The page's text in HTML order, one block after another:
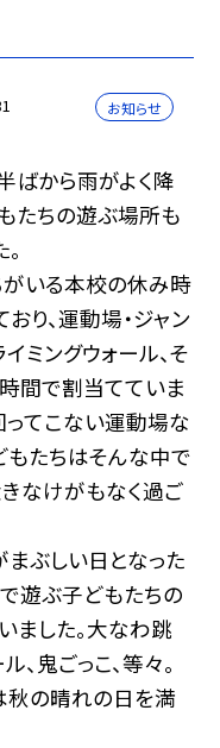
お知らせ
ばから雨がよく降
たちの遊ぶ場所も
がいる本校の休み時
り、運動場・ジャン
ミングウォール、そ
間で割当てていま
ってこない運動場な
もたちはそんな中で
なけがもなく過ご
ぶしい日となった
遊ぶ子どもたちの
ました。大なわ跳
、鬼ごっこ、等々。
秋の晴れの日を満